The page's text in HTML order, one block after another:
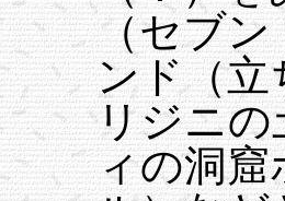
（セブン
ンド（立
リジニの
ィの洞窟